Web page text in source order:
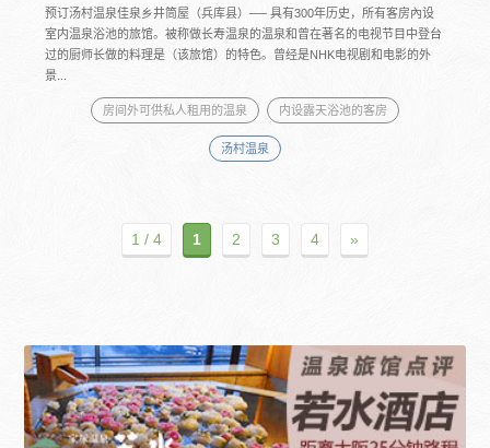
预订汤村温泉佳泉乡井筒屋（兵库县）── 具有300年历史，所有客房內设
室内温泉浴池的旅馆。被称做长寿温泉的温泉和曾在著名的电视节目中登台
过的厨师长做的料理是（该旅馆）的特色。曾经是NHK电视剧和电影的外
景...
房间外可供私人租用的温泉 内设露天浴池的客房
汤村温泉
1 / 4 1 2 3 4 »